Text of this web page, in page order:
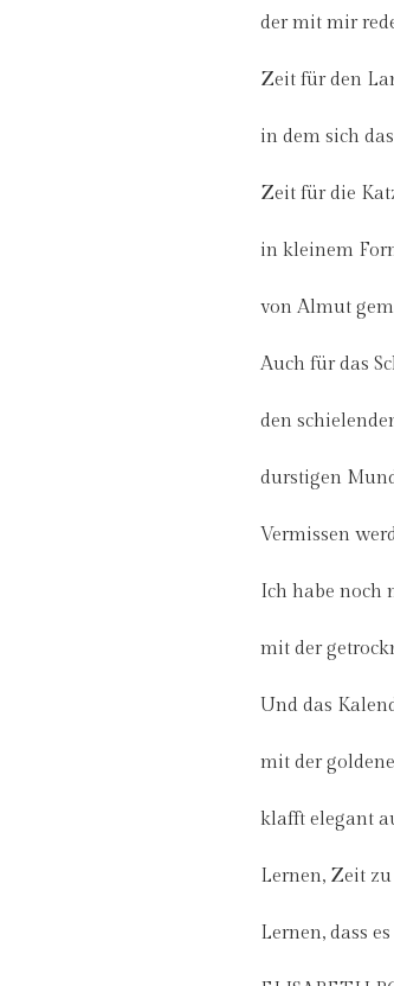
der mit mir
Zeit für den
in dem sich
Zeit für die
in kleinem
von Almut
Auch für das
den
durstigen
Vermissen
Ich habe noch
mit der
Und das
mit der
klafft elegant
Lernen, Zeit
Lernen, dass